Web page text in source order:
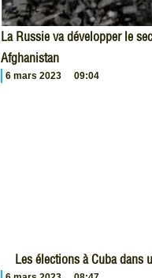
La Russie va développer le
Afghanistan
6 mars 2023 09:04
Les élections à Cuba dans